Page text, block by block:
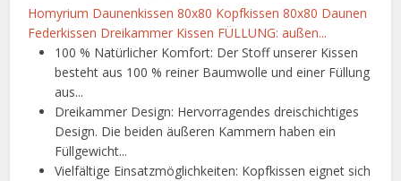
Homyrium Daunenkissen 80x80 Kopfkissen 80x80 Daunen
Federkissen Dreikammer Kissen FÜLLUNG: außen...
100 % Natürlicher Komfort: Der Stoff unserer Kissen
besteht aus 100 % reiner Baumwolle und einer Füllung
aus...
Dreikammer Design: Hervorragendes dreischichtiges
Design. Die beiden äußeren Kammern haben ein
Füllgewicht...
Vielfältige Einsatzmöglichkeiten: Kopfkissen eignet sich